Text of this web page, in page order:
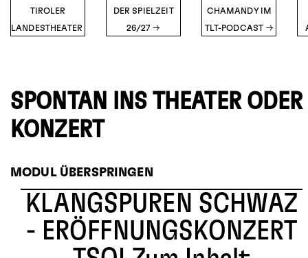
TIROLER
LANDESTHEATER
DER SPIELZEIT
26/27
CHAMANDY IM
TLT-PODCAST
SPONTAN INS THEATER
KONZERT
MODUL ÜBERSPRINGEN
KLANGSPUREN SCHWAZ
- ERÖFFNUNGSKONZERT